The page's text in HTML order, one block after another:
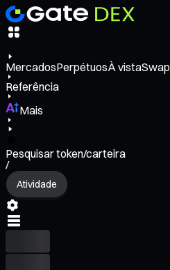
MercadosPerpétuosÀ vistaSwap
Referência
Mais
Pesquisar token/carteira
/
Atividade